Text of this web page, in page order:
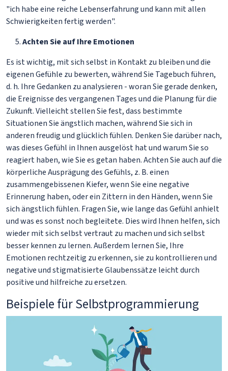
"ich habe eine reiche Lebenserfahrung und kann mit allen
Schwierigkeiten fertig werden".
Achten Sie auf Ihre Emotionen
Es ist wichtig, mit sich selbst in Kontakt zu bleiben und die
eigenen Gefühle zu bewerten, während Sie Tagebuch führen,
d. h. Ihre Gedanken zu analysieren - woran Sie gerade denken,
die Ereignisse des vergangenen Tages und die Planung für die
Zukunft. Vielleicht stellen Sie fest, dass bestimmte
Situationen Sie ängstlich machen, während Sie sich in
anderen freudig und glücklich fühlen. Denken Sie darüber nach,
was dieses Gefühl in Ihnen ausgelöst hat und warum Sie so
reagiert haben, wie Sie es getan haben. Achten Sie auch auf die
körperliche Ausprägung des Gefühls, z. B. einen
zusammengebissenen Kiefer, wenn Sie eine negative
Erinnerung haben, oder ein Zittern in den Händen, wenn Sie
sich ängstlich fühlen. Fragen Sie, wie lange das Gefühl anhielt
und was es sonst noch begleitete. Dies wird Ihnen helfen, sich
wieder mit sich selbst vertraut zu machen und sich selbst
besser kennen zu lernen. Außerdem lernen Sie, Ihre
Emotionen rechtzeitig zu erkennen, sie zu kontrollieren und
negative und stigmatisierte Glaubenssätze leicht durch
positive und hilfreiche zu ersetzen.
Beispiele für Selbstprogrammierung